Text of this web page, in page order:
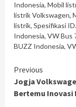
Indonesia, Mobil
listrik Volkswagen,
listrik, Spesifikasi
Indonesia, VW Bus
BUZZ Indonesia,
Continue
Reading
Previous
Jogja
Bertemu Inovasi